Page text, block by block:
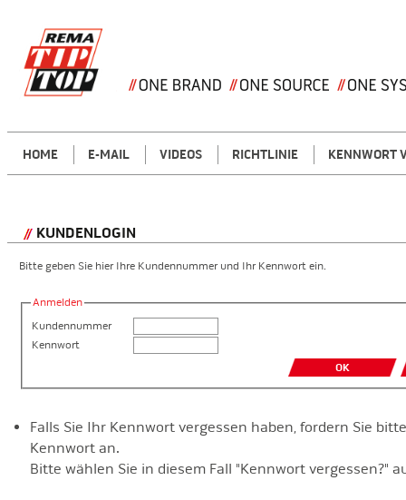
HOME E-MAIL VIDEOS RICHTLINIE KENNWORT
KUNDENLOGIN
Bitte geben Sie hier Ihre Kundennummer und Ihr Kennwort ein.
Anmelden
Kundennummer
Kennwort
Falls Sie Ihr Kennwort vergessen haben, fordern Sie
Kennwort an.
Bitte wählen Sie in diesem Fall "Kennwort vergessen?"